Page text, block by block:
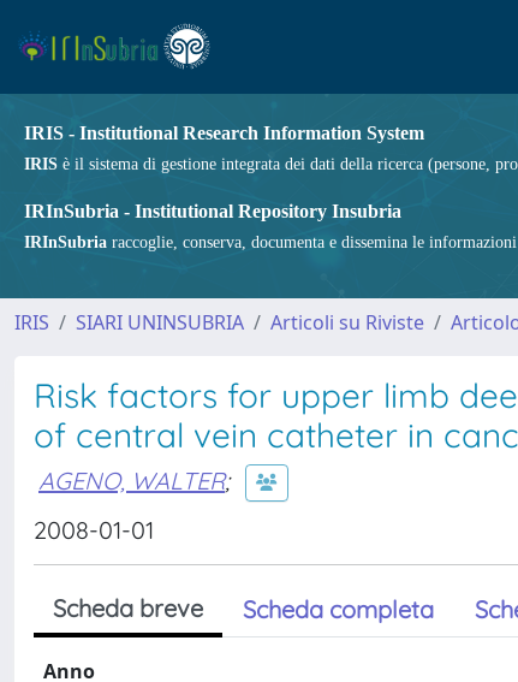
IRIS - Institutional Research Information System
IRIS è il sistema di gestione integrata dei dati della ricerca (persone,
IRInSubria - Institutional Repository Insubria
IRInSubria raccoglie, conserva, documenta e dissemina le
IRIS SIARI UNINSUBRIA Articoli su Riviste
Risk factors for upper limb
of central vein catheter in
AGENO, WALTER;
2008-01-01
Scheda breve Scheda completa
Anno